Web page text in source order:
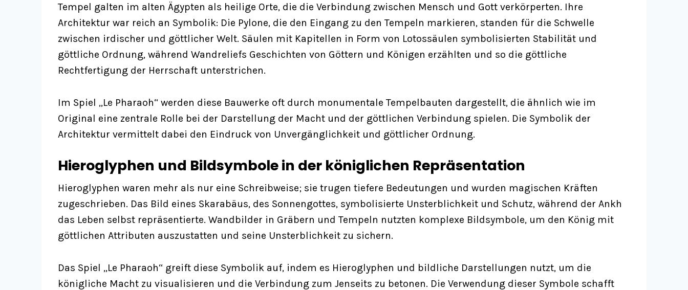
Tempel galten im alten Ägypten als heilige Orte, die die Verbindung zwischen Mensch und Gott verkörperten. Ihre
Architektur war reich an Symbolik: Die Pylone, die den Eingang zu den Tempeln markieren, standen für die Schwelle
zwischen irdischer und göttlicher Welt. Säulen mit Kapitellen in Form von Lotossäulen symbolisierten Stabilität und
göttliche Ordnung, während Wandreliefs Geschichten von Göttern und Königen erzählten und so die göttliche
Rechtfertigung der Herrschaft unterstrichen.
Im Spiel „Le Pharaoh“ werden diese Bauwerke oft durch monumentale Tempelbauten dargestellt, die ähnlich wie im
Original eine zentrale Rolle bei der Darstellung der Macht und der göttlichen Verbindung spielen. Die Symbolik der
Architektur vermittelt dabei den Eindruck von Unvergänglichkeit und göttlicher Ordnung.
Hieroglyphen und Bildsymbole in der königlichen Repräsentation
Hieroglyphen waren mehr als nur eine Schreibweise; sie trugen tiefere Bedeutungen und wurden magischen Kräften
zugeschrieben. Das Bild eines Skarabäus, des Sonnengottes, symbolisierte Unsterblichkeit und Schutz, während der Ankh
das Leben selbst repräsentierte. Wandbilder in Gräbern und Tempeln nutzten komplexe Bildsymbole, um den König mit
göttlichen Attributen auszustatten und seine Unsterblichkeit zu sichern.
Das Spiel „Le Pharaoh“ greift diese Symbolik auf, indem es Hieroglyphen und bildliche Darstellungen nutzt, um die
königliche Macht zu visualisieren und die Verbindung zum Jenseits zu betonen. Die Verwendung dieser Symbole schafft